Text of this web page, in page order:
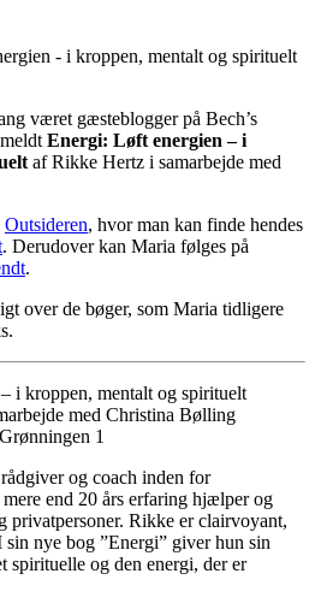
været gæsteblogger på Bech’s
Energi: Løft energien – i
af Rikke Hertz i samarbejde med
Outsideren, hvor man kan finde hendes
. Derudover kan Maria følges på
.
over de bøger, som Maria tidligere
i kroppen, mentalt og spirituelt
med Christina Bølling
1
rådgiver og coach inden for
end 20 års erfaring hjælper og
privatpersoner. Rikke er clairvoyant,
nye bog ”Energi” giver hun sin
spirituelle og den energi, der er